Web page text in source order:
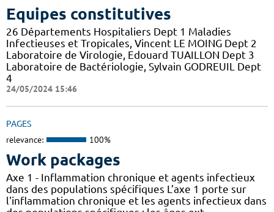
Equipes constitutives
26 Départements Hospitaliers Dept 1 Maladies
Infectieuses et Tropicales, Vincent LE MOING Dept 2
Laboratoire de Virologie, Edouard TUAILLON Dept 3
Laboratoire de Bactériologie, Sylvain GODREUIL Dept
4
24/05/2024 15:46
PAGES
relevance: 100%
Work packages
Axe 1 - Inflammation chronique et agents infectieux
dans des populations spécifiques L’axe 1 porte sur
l'inflammation chronique et les agents infectieux dans